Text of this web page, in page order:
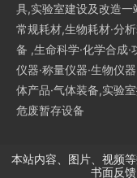
具,实验室建设及改造一
常规耗材,生物耗材·分
备 ,生命科学·化学合成
仪器·称量仪器·生物仪
体产品·气体装备,实验
危废暂存设备
本站内容、图片、视频
书面反